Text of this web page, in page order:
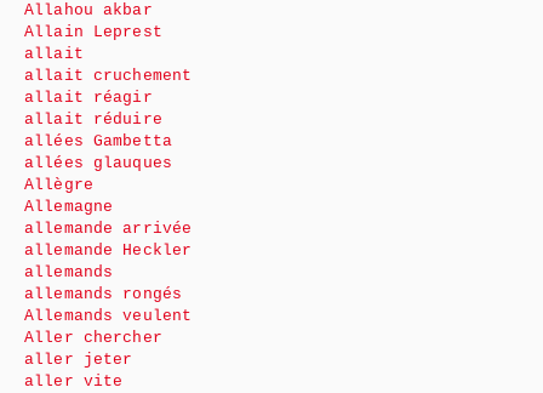
Allahou akbar
Allain Leprest
allait
allait cruchement
allait réagir
allait réduire
allées Gambetta
allées glauques
Allègre
Allemagne
allemande arrivée
allemande Heckler
allemands
allemands rongés
Allemands veulent
Aller chercher
aller jeter
aller vite